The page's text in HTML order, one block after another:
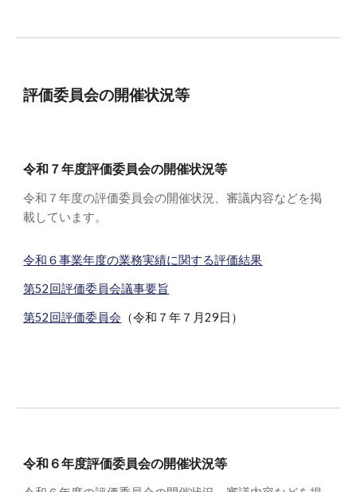
評価委員会の開催状況等
令和７年度評価委員会の開催状況等
令和７年度の評価委員会の開催状況、審議内容などを掲
載しています。
令和６事業年度の業務実績に関する評価結果
第52回評価委員会議事要旨
第52回評価委員会 （令和７年７月29日）
令和６年度評価委員会の開催状況等